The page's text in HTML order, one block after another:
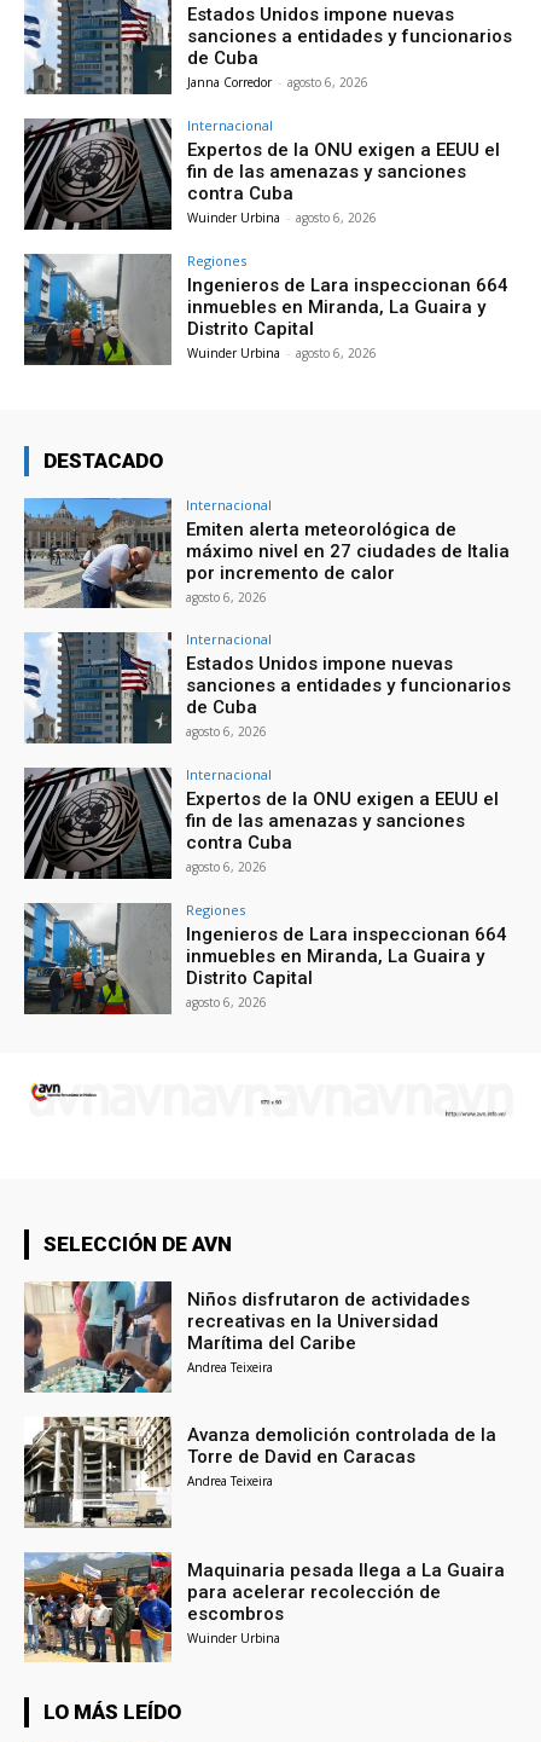
Estados Unidos impone nuevas
sanciones a entidades y funcionarios
de Cuba
Janna Corredor - agosto 6, 2026
Internacional
Expertos de la ONU exigen a EEUU el
fin de las amenazas y sanciones
contra Cuba
Wuinder Urbina - agosto 6, 2026
Regiones
Ingenieros de Lara inspeccionan 664
inmuebles en Miranda, La Guaira y
Distrito Capital
Wuinder Urbina - agosto 6, 2026
DESTACADO
Internacional
Emiten alerta meteorológica de
máximo nivel en 27 ciudades de Italia
por incremento de calor
agosto 6, 2026
Internacional
Estados Unidos impone nuevas
sanciones a entidades y funcionarios
de Cuba
agosto 6, 2026
Internacional
Expertos de la ONU exigen a EEUU el
fin de las amenazas y sanciones
contra Cuba
agosto 6, 2026
Regiones
Ingenieros de Lara inspeccionan 664
inmuebles en Miranda, La Guaira y
Distrito Capital
agosto 6, 2026
SELECCIÓN DE AVN
Niños disfrutaron de actividades
recreativas en la Universidad
Marítima del Caribe
Andrea Teixeira
Avanza demolición controlada de la
Torre de David en Caracas
Andrea Teixeira
Maquinaria pesada llega a La Guaira
para acelerar recolección de
escombros
Wuinder Urbina
LO MÁS LEÍDO